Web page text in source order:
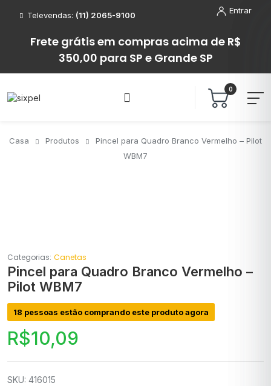
Televendas: (11) 2065-9100
Frete grátis em compras acima de R$
350,00 para SP e Grande SP
Entrar
0
Casa Produtos
Pincel para Quadro Branco Vermelho – Pilot
WBM7
Categorias: Canetas
Pincel para Quadro Branco Vermelho –
Pilot WBM7
18 pessoas estão comprando este produto agora
R$10,09
SKU: 416015